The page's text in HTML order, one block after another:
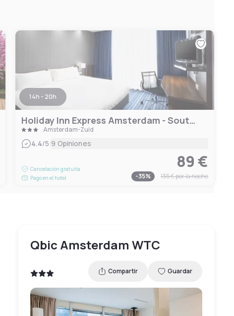
14h - 20h
Holiday Inn Express Amsterdam - South, an IHG Hotel
Amsterdam-Zuid
4.4/5|9 Opiniones
Cancelación gratuita
Pago en el hotel
89 €
-35% 135 €por la noche
Qbic Amsterdam WTC
Compartir Guardar